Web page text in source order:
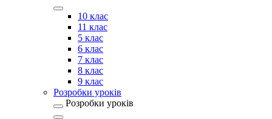
10 клас
11 клас
5 клас
6 клас
7 клас
8 клас
9 клас
Розробки уроків
Розробки уроків